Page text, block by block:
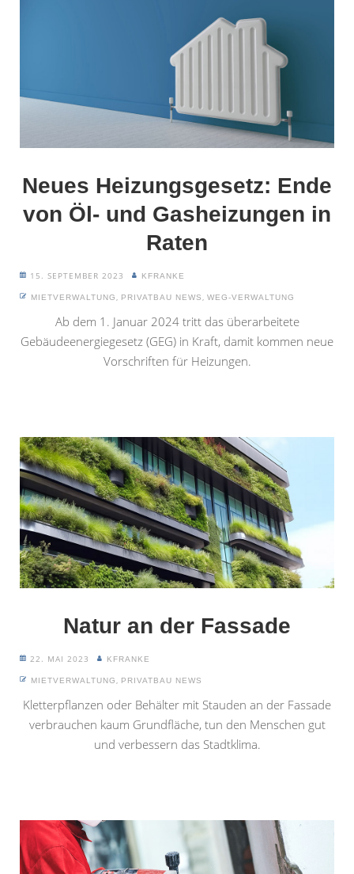
Neues Heizungsgesetz: Ende
von Öl- und Gasheizungen in
Raten
15. SEPTEMBER 2023 KFRANKE
MIETVERWALTUNG, PRIVATBAU NEWS, WEG-VERWALTUNG
Ab dem 1. Januar 2024 tritt das überarbeitete
Gebäudeenergiegesetz (GEG) in Kraft, damit kommen neue
Vorschriften für Heizungen.
Natur an der Fassade
22. MAI 2023 KFRANKE
MIETVERWALTUNG PRIVATBAU NEWS
Kletterpflanzen oder Behälter mit Stauden an der Fassade
verbrauchen kaum Grundfläche, tun den Menschen gut
und verbessern das Stadtklima.